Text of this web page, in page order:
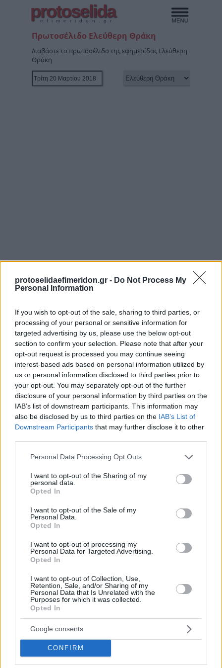
protoselidaefimeridon.gr - Do Not Process My
Personal Information
If you wish to opt-out of the sale, sharing to third parties, or
processing of your personal or sensitive information for
targeted advertising by us, please use the below opt-out
section to confirm your selection. Please note that after your
opt-out request is processed you may continue seeing
interest-based ads based on personal information utilized by
us or personal information disclosed to third parties prior to
your opt-out. You may separately opt-out of the further
disclosure of your personal information by third parties on the
IAB’s list of downstream participants. This information may
also be disclosed by us to third parties on the IAB’s List of
Downstream Participants that may further disclose it to other
Please note that this website/app uses one or more Google
not limited to your visit or usage behaviour. You may click to
grant or deny consent to Google and its third-party tags to
use your data for below specified purposes in below Google
consent section.
Personal Data Processing Opt Outs
I want to opt-out of the Sharing of my
personal data.
Opted In
I want to opt-out of the Sale of my
Personal Data.
Opted In
I want to opt-out of processing my
Personal Data for Targeted Advertising.
Opted In
I want to opt-out of Collection, Use,
Retention, Sale, and/or Sharing of my
Personal Data that Is Unrelated with the
Purposes for which it was collected.
Opted In
Google consents
CONFIRM
protoselida
efimeridon.gr
Πρωτοσέλιδο Ελεύθερη Θράκη
Διαβάστε το πρωτοσέλιδο της εφημερίδας Ελεύθερη
Θράκη
Προηγούμενη
Ολύμπιο Βήμα
Επόμενη
Αγώνας Θράκης
Κοινοποιήστε
Προηγούμενη
Ολύμπιο Βήμα
Επόμενη
Αγώνας Θράκης